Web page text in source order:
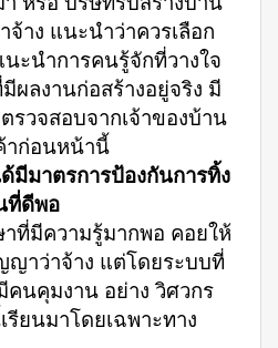
าง แนะนำว่าควรเลือก
ะนำการคนรู้จักที่วางใจ
ผลงานก่อสร้างอยู่จริง มี
รวจสอบจากเจ้าของบ้าน
าก่อนหน้านี้
มีมาตรการป้องกันการทิ้ง
ที่ดีพอ
ที่มีความรู้มากพอ คอยให้
าว่าจ้าง แต่โดยระบบที่
คนคุมงาน อย่าง วิศวกร
ยนมาโดยเฉพาะทาง